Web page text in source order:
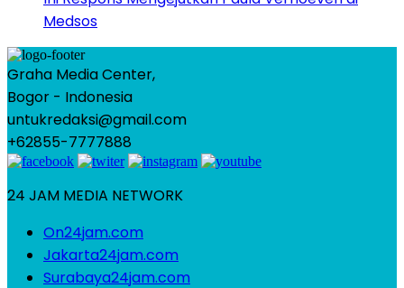
Medsos
Graha Media Center,
Bogor - Indonesia
untukredaksi@gmail.com
+62855-7777888
24 JAM MEDIA NETWORK
On24jam.com
Jakarta24jam.com
Surabaya24jam.com